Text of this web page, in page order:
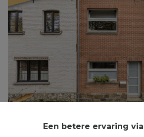
Een betere ervaring
***IT'S A MATCH!***